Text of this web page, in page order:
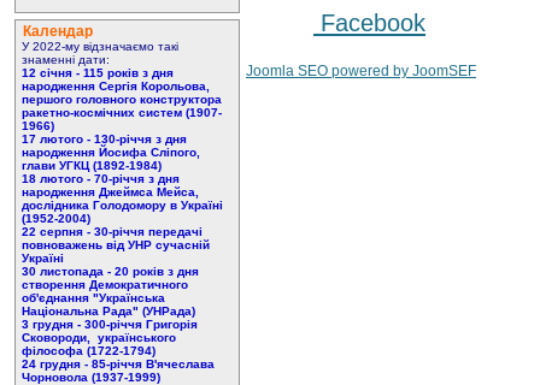
Календар
У 2022-му відзначаємо такі
знаменні дати:
12 січня - 115 років з дня
народження Сергія Корольова,
першого головного конструктора
ракетно-космічних систем (1907-
1966)
17 лютого - 130-річчя з дня
народження Йосифа Сліпого,
глави УГКЦ (1892-1984)
18 лютого - 70-річчя з дня
народження Джеймса Мейса,
дослідника Голодомору в Україні
(1952-2004)
22 серпня - 30-річчя передачі
повноважень від УНР сучасній
Україні
30 листопада - 20 років з дня
створення Демократичного
об'єднання "Українська
Національна Рада" (УНРада)
3 грудня - 300-річчя Григорія
Сковороди, українського
філософа (1722-1794)
24 грудня - 85-річчя В'ячеслава
Чорновола (1937-1999)
Facebook
Joomla SEO powered by JoomSEF